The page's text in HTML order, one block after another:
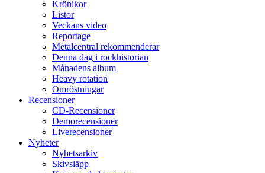
Krönikor
Listor
Veckans video
Reportage
Metalcentral rekommenderar
Denna dag i rockhistorian
Månadens album
Heavy rotation
Omröstningar
Recensioner
CD-Recensioner
Demorecensioner
Liverecensioner
Nyheter
Nyhetsarkiv
Skivsläpp